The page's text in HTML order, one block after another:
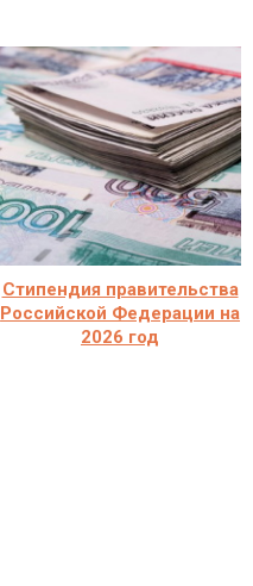
Стипендия правительства
Российской Федерации на
2026 год